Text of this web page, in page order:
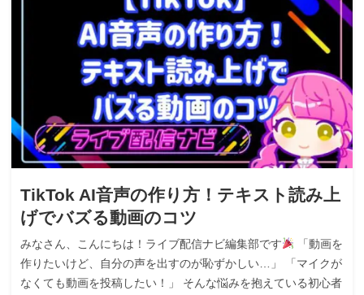
TikTok AI音声の作り方！テキスト読み上
げでバズる動画のコツ
みなさん、こんにちは！ライブ配信ナビ編集部です
「動画を
作りたいけど、自分の声を出すのが恥ずかしい…」 「マイクが
なくても動画を投稿したい！」 そんな悩みを抱えている初心者